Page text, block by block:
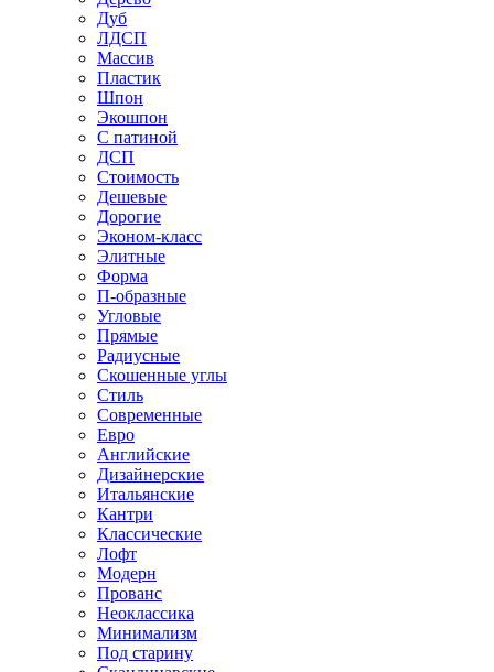
Дуб
ЛДСП
Массив
Пластик
Шпон
Экошпон
С патиной
ДСП
Стоимость
Дешевые
Дорогие
Эконом-класс
Элитные
Форма
П-образные
Угловые
Прямые
Радиусные
Скошенные углы
Стиль
Современные
Евро
Английские
Дизайнерские
Итальянские
Кантри
Классические
Лофт
Модерн
Прованс
Неоклассика
Минимализм
Под старину